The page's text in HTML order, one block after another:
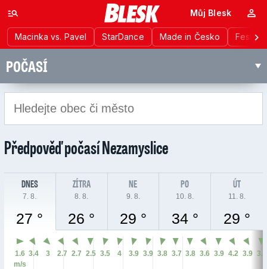
Macinka vs. Pavel StarDance Made in Česko
Můj Blesk
POČASÍ
Předpověď počasíNezamyslice
DNES
7. 8.
27 °
ZÍTRA
8. 8.
26 °
NE
9. 8.
29 °
PO
10. 8.
34 °
ÚT
11. 8.
29 °
1.6
m/s
3.4 3 2.7 2.7 2.5 3.5 4 3.9 3.9 3.8 3.7 3.8 3.6 3.9 4.2 3.9 3.9